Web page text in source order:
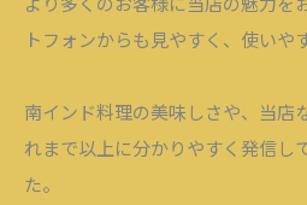
トフォンからも見やすく、使いや
南インド料理の美味しさや、当店
れまで以上に分かりやすく発信し
た。